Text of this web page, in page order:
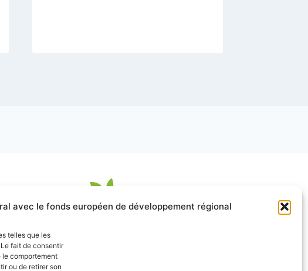
avec le fonds européen de développement régional
telles que les
fait de consentir
le comportement
ou de retirer son